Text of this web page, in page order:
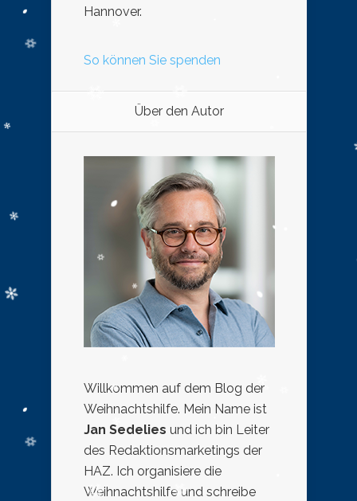
Hannover.
So können Sie spenden
Über den Autor
Willkommen auf dem Blog der
Weihnachtshilfe. Mein Name ist
Jan Sedelies und ich bin Leiter
des Redaktionsmarketings der
HAZ. Ich organisiere die
Weihnachtshilfe und schreibe